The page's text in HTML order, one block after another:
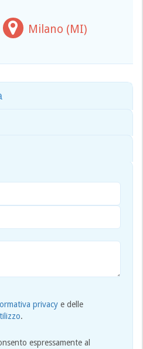
Milano (MI)
privacy e delle
.
espressamente al